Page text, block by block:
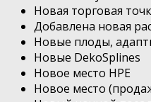
Новая торговая
Добавлена ​​новая
Новые плоды,
Новые DekoSplines
Новое место HPE
Новое место